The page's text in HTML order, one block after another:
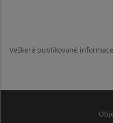
Veškeré publikované